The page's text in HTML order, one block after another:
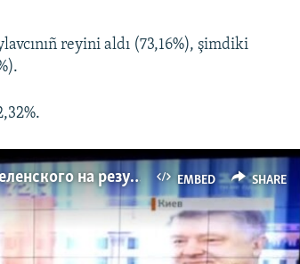
reyini aldı (73,16%), şimdiki
EMBED SHARE
«Обещаю, что не подведу». Реакция Зеленского на результаты экзит-пола (видео)